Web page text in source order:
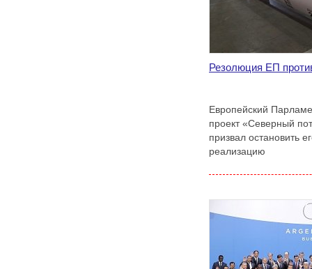
Резолюция ЕП
Европейский
проект «Северный
призвал остановить
реализацию